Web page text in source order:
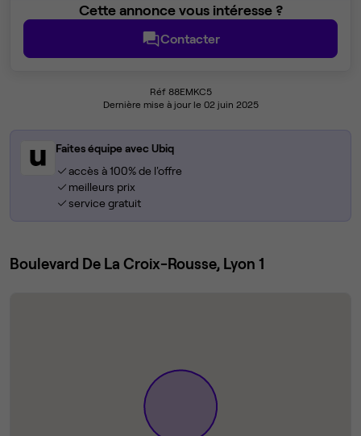
Cette annonce vous intéresse ?
Contacter
Réf 88EMKC5
Dernière mise à jour le 02 juin 2025
Faites équipe avec Ubiq
accès à 100% de l'offre
meilleurs prix
service gratuit
Boulevard De La Croix-Rousse, Lyon 1